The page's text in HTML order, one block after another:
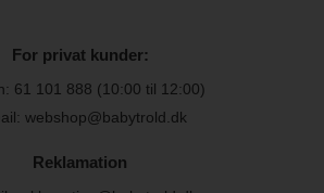
For privat kunder:
61 101 888 (10:00 til 12:00)
webshop@babytrold.dk
Reklamation